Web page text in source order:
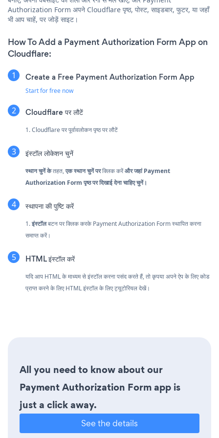
Authorization Form अपने Cloudflare पृष्ठ, पोस्ट, साइडबार, फुटर, या जहाँ
भी आप चाहें, पर जोड़ें साइट।
How To Add a Payment Authorization Form App on
Cloudflare:
Create a Free Payment Authorization Form App
Start for free now
Cloudflare पर लौटें
1. Cloudflare पर पूर्वावलोकन पृष्ठ पर लौटें
इंस्टॉल लोकेशन चुनें
स्थान चुनें केतहत,एक स्थान चुनें परक्लिक करेंऔर जहां Payment
Authorization Form पृष्ठ पर दिखाई देना चाहिए चुनें।
स्थापना की पुष्टि करें
1.इंस्टॉलबटन पर क्लिक करके Payment Authorization Form स्थापित करना
समाप्त करें।
HTML इंस्टॉल करें
यदि आप HTML के माध्यम से इंस्टॉल करना पसंद करते हैं, तो कृपया अपने ऐप के लिए कोड
प्राप्त करने के लिए HTML इंस्टॉल के लिए ट्यूटोरियल देखें।
All you need to know about our
Payment Authorization Form app is
just a click away.
See the details